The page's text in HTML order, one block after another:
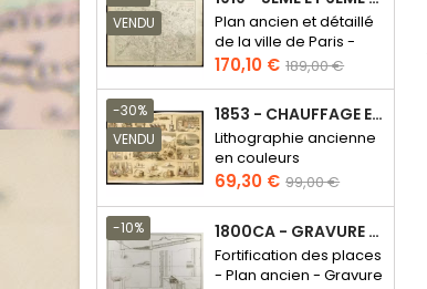
VENDU
Plan ancien et détaillé
de la ville de Paris -
Odéon - Sorbonne
Prix
170,10 € Prix
de
base
189,00 €
-30%
VENDU
1853 - CHAUFFAGE ET ÉCLAIRAGE (LITHOGRAPHIE)
Lithographie ancienne
en couleurs
Prix
69,30 € Prix
de
base
99,00 €
-10% 1800CA - GRAVURE ARCHITECTURE MILITAIRE - ATTAQUE ET DÉFENSE
Fortification des places
- Plan ancien - Gravure